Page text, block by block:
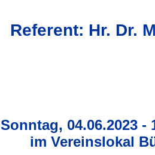
Referent: Hr. Dr.
Sonntag, 04.06.2023 -
im Vereinslokal